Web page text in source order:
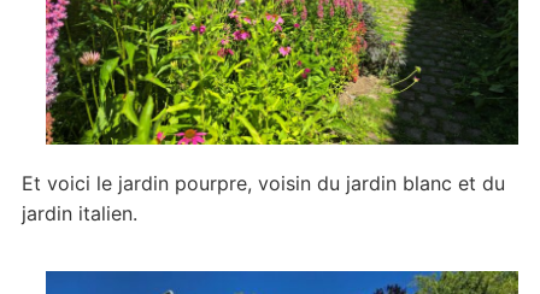
Et voici le jardin pourpre, voisin du jardin blanc et du
jardin italien.